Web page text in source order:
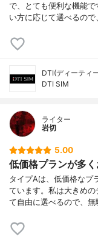
で、とても便利な機能
い方に応じて選べるの
DTI(ディーティ
DTI SIM
ライター
岩切
5.00
低価格プランが多
タイプAは、低価格なプ
ています。私は大きめ
て自由に選べるので、